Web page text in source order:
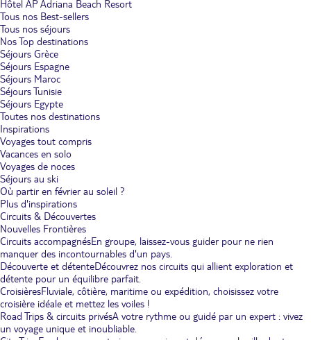
Hôtel AP Adriana Beach Resort
Tous nos Best-sellers
Tous nos séjours
Nos Top destinations
Séjours Grèce
Séjours Espagne
Séjours Maroc
Séjours Tunisie
Séjours Egypte
Toutes nos destinations
Inspirations
Voyages tout compris
Vacances en solo
Voyages de noces
Séjours au ski
Où partir en février au soleil ?
Plus d'inspirations
Circuits & Découvertes
Nouvelles Frontières
Circuits accompagnésEn groupe, laissez-vous guider pour ne rien
manquer des incontournables d'un pays.
Découverte et détenteDécouvrez nos circuits qui allient exploration et
détente pour un équilibre parfait.
CroisièresFluviale, côtière, maritime ou expédition, choisissez votre
croisière idéale et mettez les voiles !
Road Trips & circuits privésA votre rythme ou guidé par un expert : vivez
un voyage unique et inoubliable.